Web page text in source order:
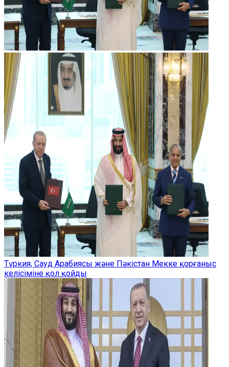
Түркия, Сауд Арабиясы және Пәкістан Мекке қорғаныс
келісіміне қол қойды